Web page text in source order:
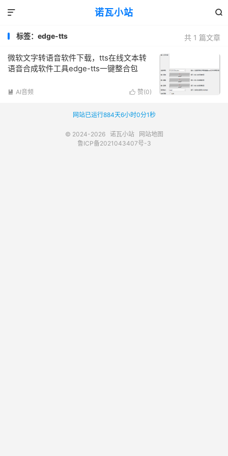
诺瓦小站 

共 1 篇文章
标签：edge-tts
微软文字转语音软件下载，tts在线文本转
语音合成软件工具edge-tts一键整合包
 赞(0)
 AI音频
网站已运行884天6小时0分1秒
© 2024-2026 诺瓦小站
网站地图
鲁ICP备2021043407号-3